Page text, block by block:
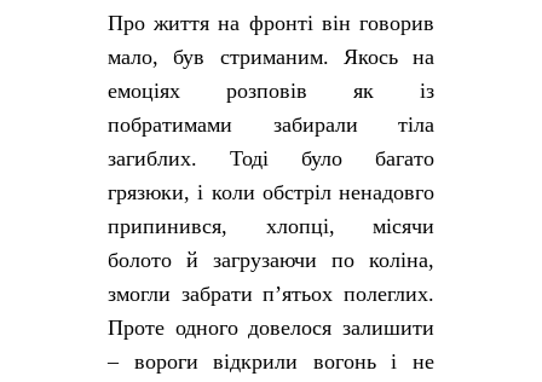
Про життя на фронті він говорив
мало, був стриманим. Якось на
емоціях розповів як із
побратимами забирали тіла
загиблих. Тоді було багато
грязюки, і коли обстріл ненадовго
припинився, хлопці, місячи
болото й загрузаючи по коліна,
змогли забрати п’ятьох полеглих.
Проте одного довелося залишити
– вороги відкрили вогонь і не